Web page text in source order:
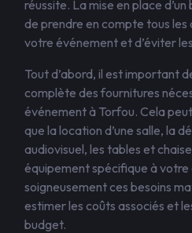
réussite. La mise en place
de prendre en compte tous
votre événement et d’éviter
Tout d’abord, il est important
complète des fournitures
événement à Torfou. Cela
que la location d’une salle, la
audiovisuel, les tables et
équipement spécifique à
soigneusement ces besoins
estimer les coûts associés et
budget.